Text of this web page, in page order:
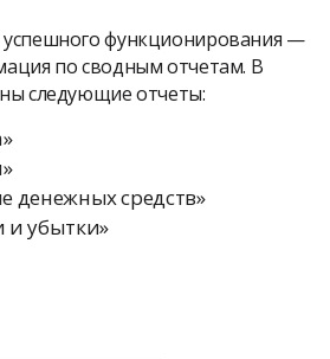
функционирования —
по сводным отчетам. В
следующие отчеты:
денежных средств»
убытки»